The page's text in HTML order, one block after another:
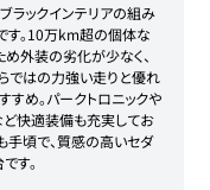
ラックインテリアの組み
す。10万km超の個体な
外装の劣化が少なく、
ではの力強い走りと優れ
め。パークトロニックや
ど快適装備も充実してお
手頃で、質感の高いセダ
す。